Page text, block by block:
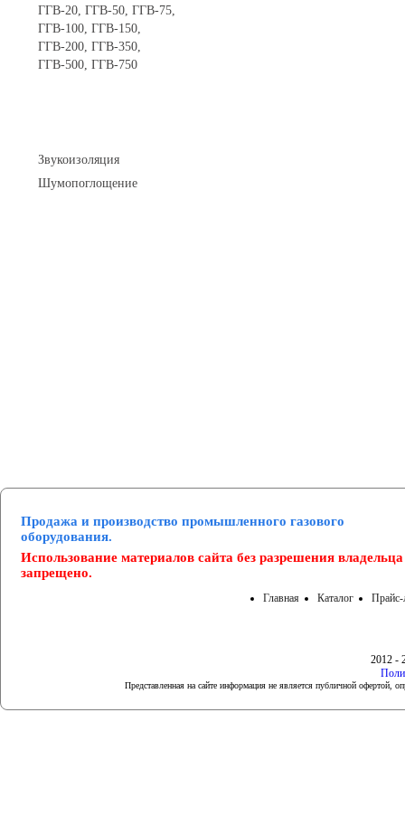
ГГВ-20, ГГВ-50, ГГВ-75,
ГГВ-100, ГГВ-150,
ГГВ-200, ГГВ-350,
ГГВ-500, ГГВ-750
Звукоизоляция
Шумопоглощение
Продажа и производство промышленного газового
оборудования.
Использование материалов сайта без разрешения владельца
запрещено.
Главная Каталог Прайс-
2012 -
Представленная на сайте информация не является публичной